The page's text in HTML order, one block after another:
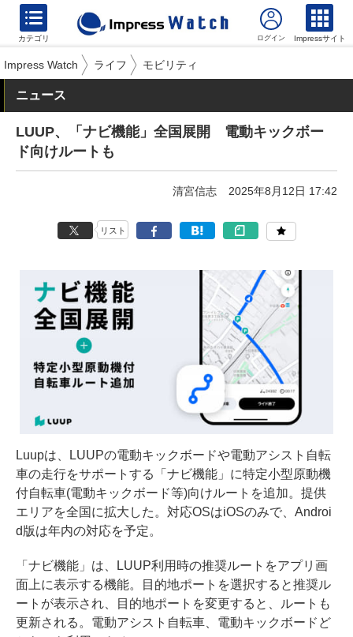
カテゴリ Impressサイト
Impress Watch ライフ モビリティ
ニュース
LUUP、「ナビ機能」全国展開 電動キックボー
ド向けルートも
清宮信志 2025年8月12日 17:42
リスト
Luupは、LUUPの電動キックボードや電動アシスト自転
車の走行をサポートする「ナビ機能」に特定小型原動機
付自転車(電動キックボード等)向けルートを追加。提供
エリアを全国に拡大した。対応OSはiOSのみで、Androi
d版は年内の対応を予定。
「ナビ機能」は、LUUP利用時の推奨ルートをアプリ画
面上に表示する機能。目的地ポートを選択すると推奨ル
ートが表示され、目的地ポートを変更すると、ルートも
更新される。電動アシスト自転車、電動キックボードど